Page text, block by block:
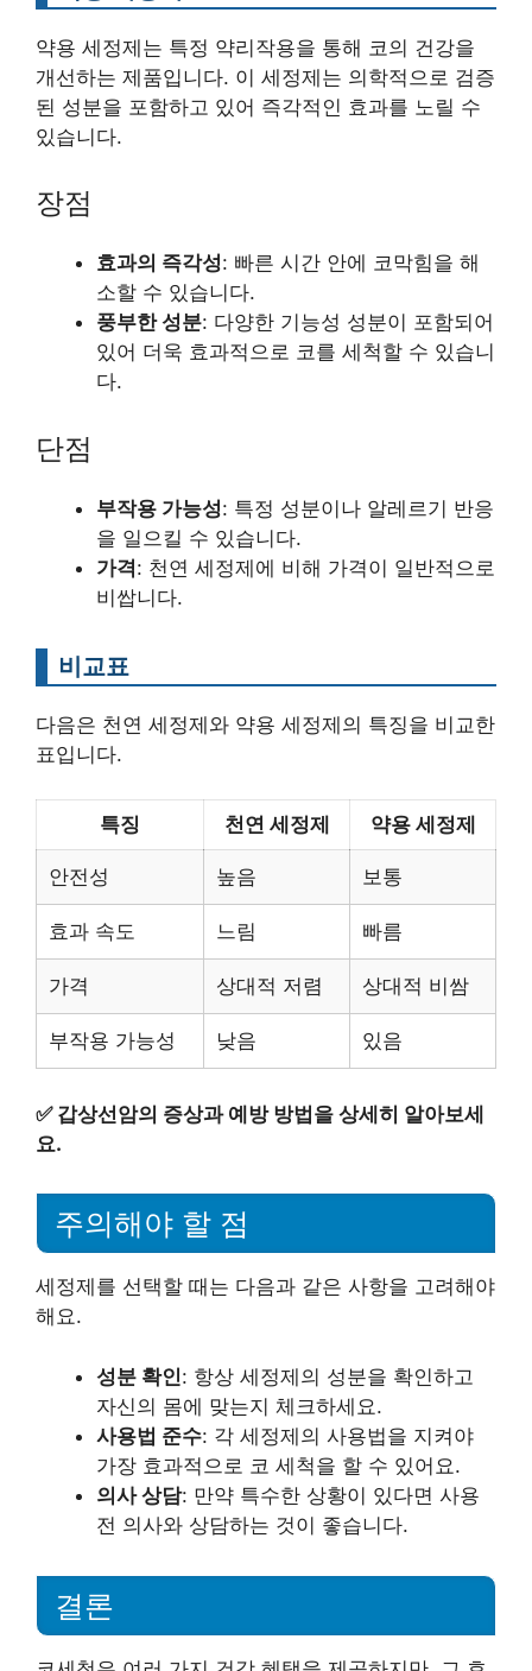
약용 세정제는 특정 약리작용을 통해 코의 건강을
개선하는 제품입니다. 이 세정제는 의학적으로 검증
된 성분을 포함하고 있어 즉각적인 효과를 노릴 수
있습니다.
장점
효과의 즉각성: 빠른 시간 안에 코막힘을 해
소할 수 있습니다.
풍부한 성분: 다양한 기능성 성분이 포함되어
있어 더욱 효과적으로 코를 세척할 수 있습니
다.
단점
부작용 가능성: 특정 성분이나 알레르기 반응
을 일으킬 수 있습니다.
가격: 천연 세정제에 비해 가격이 일반적으로
비쌉니다.
비교표
다음은 천연 세정제와 약용 세정제의 특징을 비교한
표입니다.
특징 천연 세정제 약용 세정제
안전성 높음 보통
효과 속도 느림 빠름
가격 상대적 저렴 상대적 비쌈
부작용 가능성 낮음 있음
✅ 갑상선암의 증상과 예방 방법을 상세히 알아보세
요.
주의해야 할 점
세정제를 선택할 때는 다음과 같은 사항을 고려해야
해요.
성분 확인: 항상 세정제의 성분을 확인하고
자신의 몸에 맞는지 체크하세요.
사용법 준수: 각 세정제의 사용법을 지켜야
가장 효과적으로 코 세척을 할 수 있어요.
의사 상담: 만약 특수한 상황이 있다면 사용
전 의사와 상담하는 것이 좋습니다.
결론